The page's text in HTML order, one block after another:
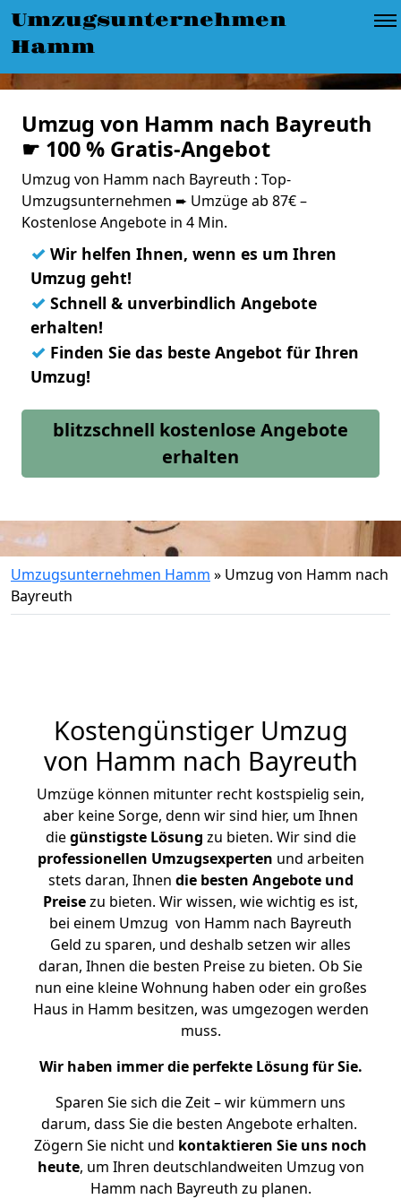
Umzugsunternehmen
Hamm
Umzug von Hamm nach Bayreuth
☛ 100 % Gratis-Angebot
Umzug von Hamm nach Bayreuth : Top-
Umzugsunternehmen ➨ Umzüge ab 87€ –
Kostenlose Angebote in 4 Min.
✓ Wir helfen Ihnen, wenn es um Ihren
Umzug geht!
✓ Schnell & unverbindlich Angebote
erhalten!
✓ Finden Sie das beste Angebot für Ihren
Umzug!
blitzschnell kostenlose Angebote
erhalten
Umzugsunternehmen Hamm » Umzug von Hamm nach
Bayreuth
Kostengünstiger Umzug
von Hamm nach Bayreuth
Umzüge können mitunter recht kostspielig sein,
aber keine Sorge, denn wir sind hier, um Ihnen
diegünstigste Lösung zu bieten. Wir sind die
professionellen Umzugsexperten und arbeiten
stets daran, Ihnen die besten Angebote und
Preisezu bieten. Wir wissen, wie wichtig es ist,
bei einem Umzug von Hamm nach Bayreuth
Geld zu sparen, und deshalb setzen wir alles
daran, Ihnen die besten Preise zu bieten. Ob Sie
nun eine kleine Wohnung haben oder ein großes
Haus in Hamm besitzen, was umgezogen werden
muss.
Wir haben immer die perfekte Lösung für Sie.
Sparen Sie sich die Zeit – wir kümmern uns
darum, dass Sie die besten Angebote erhalten.
Zögern Sie nicht und kontaktieren Sie uns noch
heute, um Ihren deutschlandweiten Umzug von
Hamm nach Bayreuth zu planen.